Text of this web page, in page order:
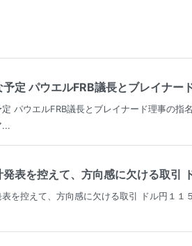
予定 パウエルFRB議長とブレイナ
パウエルFRB議長とブレイナード理事の
...
発表を控えて、方向感に欠ける取引
を控えて、方向感に欠ける取引 ドル円１